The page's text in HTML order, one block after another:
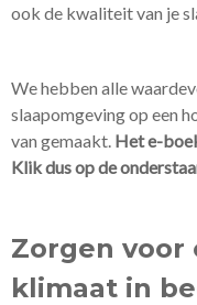
ook de kwaliteit van je
We hebben alle
slaapomgeving op een
van gemaakt. Het e-
Klik dus op de
Zorgen voor
klimaat in